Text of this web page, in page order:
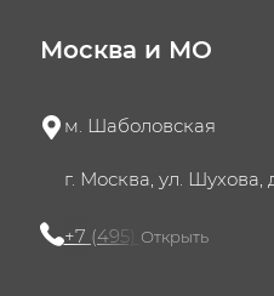
Москва и МО
м. Шаболовская
г. Москва, ул. Шухова,
+7 (495) 721-60-15
Открыть